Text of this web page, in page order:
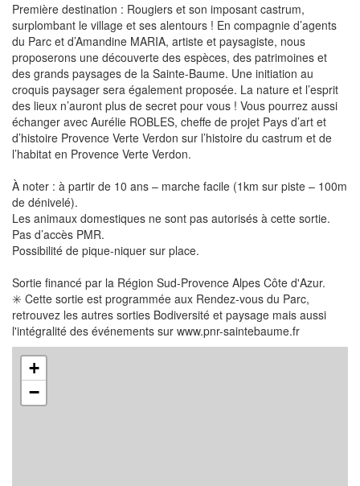
Première destination : Rougiers et son imposant castrum,
surplombant le village et ses alentours ! En compagnie d’agents
du Parc et d’Amandine MARIA, artiste et paysagiste, nous
proposerons une découverte des espèces, des patrimoines et
des grands paysages de la Sainte-Baume. Une initiation au
croquis paysager sera également proposée. La nature et l’esprit
des lieux n’auront plus de secret pour vous ! Vous pourrez aussi
échanger avec Aurélie ROBLES, cheffe de projet Pays d’art et
d’histoire Provence Verte Verdon sur l’histoire du castrum et de
l’habitat en Provence Verte Verdon.
À noter : à partir de 10 ans – marche facile (1km sur piste – 100m
de dénivelé).
Les animaux domestiques ne sont pas autorisés à cette sortie.
Pas d’accès PMR.
Possibilité de pique-niquer sur place.
Sortie financé par la Région Sud-Provence Alpes Côte d'Azur.
✳️ Cette sortie est programmée aux Rendez-vous du Parc,
retrouvez les autres sorties Bodiversité et paysage mais aussi
l'intégralité des événements sur www.pnr-saintebaume.fr
+
−